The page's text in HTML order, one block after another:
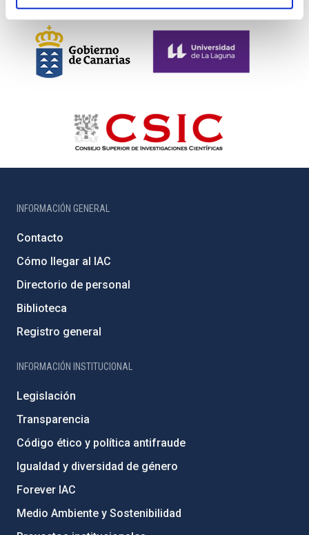
INFORMACIÓN GENERAL
Contacto
Cómo llegar al IAC
Directorio de personal
Biblioteca
Registro general
INFORMACIÓN INSTITUCIONAL
Legislación
Transparencia
Código ético y política antifraude
Igualdad y diversidad de género
Forever IAC
Medio Ambiente y Sostenibilidad